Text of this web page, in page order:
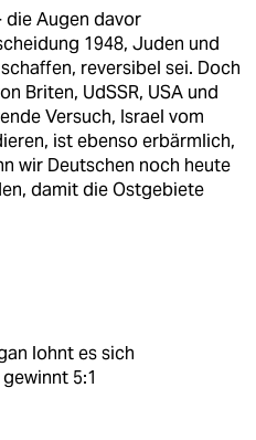
die Augen davor
1948, Juden und
reversibel sei. Doch
Briten, UdSSR, USA und
Versuch, Israel vom
ist ebenso erbärmlich,
wir Deutschen noch heute
damit die Ostgebiete
lohnt es sich
5:1